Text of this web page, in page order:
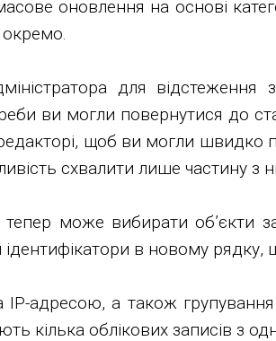
оновлення на основі
для
ви могли повернутися
щоб ви могли швидко
схвалити лише частину з
може вибирати об’єкти
в новому рядку,
IP-адресою, а також
кілька облікових записів з